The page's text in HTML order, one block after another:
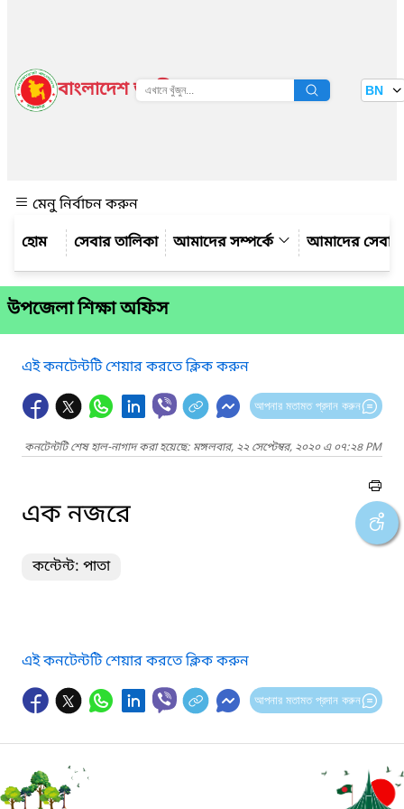
বাংলাদেশ জাতীয় তথ্য বাতায়ন BN
মেনু নির্বাচন করুন
সেবার তালিকা
আমাদের সম্পর্কে আমাদের সেবা
উপজেলা শিক্ষা অফিস
এই কনটেন্টটি শেয়ার করতে ক্লিক করুন
আপনার মতামত প্রদান করুন
কনটেন্টটি শেষ হাল-নাগাদ করা হয়েছে: মঙ্গলবার, ২২ সেপ্টেম্বর, ২০২০ এ ০৭:২৪ PM
এক নজরে
কন্টেন্ট: পাতা
এই কনটেন্টটি শেয়ার করতে ক্লিক করুন
আপনার মতামত প্রদান করুন